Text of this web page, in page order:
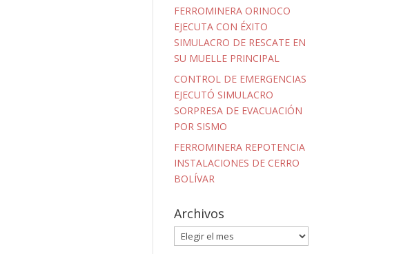
FERROMINERA ORINOCO
EJECUTA CON ÉXITO
SIMULACRO DE RESCATE EN
SU MUELLE PRINCIPAL
CONTROL DE EMERGENCIAS
EJECUTÓ SIMULACRO
SORPRESA DE EVACUACIÓN
POR SISMO
FERROMINERA REPOTENCIA
INSTALACIONES DE CERRO
BOLÍVAR
Archivos
Archivos